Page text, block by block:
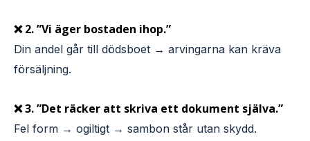
❌ 2. ”Vi äger bostaden ihop.”
Din andel går till dödsboet → arvingarna kan kräva
försäljning.
❌ 3. ”Det räcker att skriva ett dokument själva.”
Fel form → ogiltigt → sambon står utan skydd.